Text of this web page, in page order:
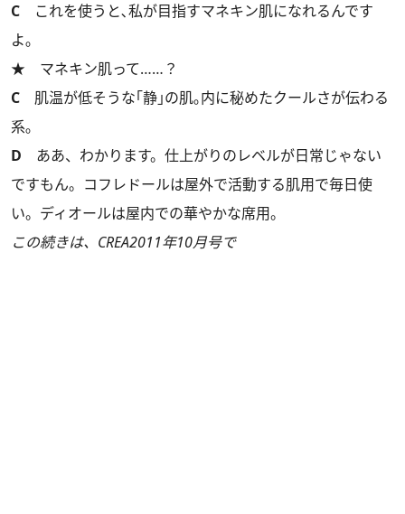
C これを使うと､私が目指すマネキン肌になれるんです
よ｡
★ マネキン肌って……？
C 肌温が低そうな｢静｣の肌｡内に秘めたクールさが伝わる
系｡
D ああ、わかります。仕上がりのレベルが日常じゃない
ですもん。コフレドールは屋外で活動する肌用で毎日使
い。ディオールは屋内での華やかな席用。
この続きは、CREA2011年10月号で